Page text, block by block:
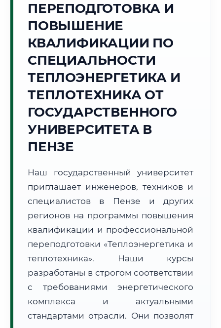
Г. ПЕНЗА
Точное местное время:
19:18:12
Суббота, 8 Августа
2026 г.
Погода в г. Пенза:☁️ +25°C Пасмурно
🌅 Восход:04:28 🌇 Закат:
📍 Региональная справка
Субъект:
Почтовые индексы:
440000–440999
Часовой пояс:
МСК (UTC+3)
Формат учебы:
Дистанционно
🗺️ Зона обслуживания: г. Пенза
Расчет логистики оригиналов:
• Экспресс-доставка СДЭК / Почтой:4–6 рабочих дней
ПЕРЕПОДГОТОВКА И
ПОВЫШЕНИЕ
КВАЛИФИКАЦИИ ПО
СПЕЦИАЛЬНОСТИ
ТЕПЛОЭНЕРГЕТИКА И
ТЕПЛОТЕХНИКА ОТ
ГОСУДАРСТВЕННОГО
УНИВЕРСИТЕТА В
ПЕНЗЕ
Наш государственный университет
приглашает инженеров, техников и
специалистов в Пензе и других
регионов на программы повышения
квалификации и профессиональной
переподготовки «Теплоэнергетика и
теплотехника». Наши курсы
разработаны в строгом соответствии
с требованиями энергетического
комплекса и актуальными
стандартами отрасли. Они позволят